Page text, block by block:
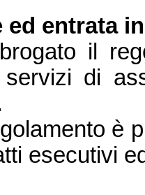
ed entrata
il
di
è
esecutivi